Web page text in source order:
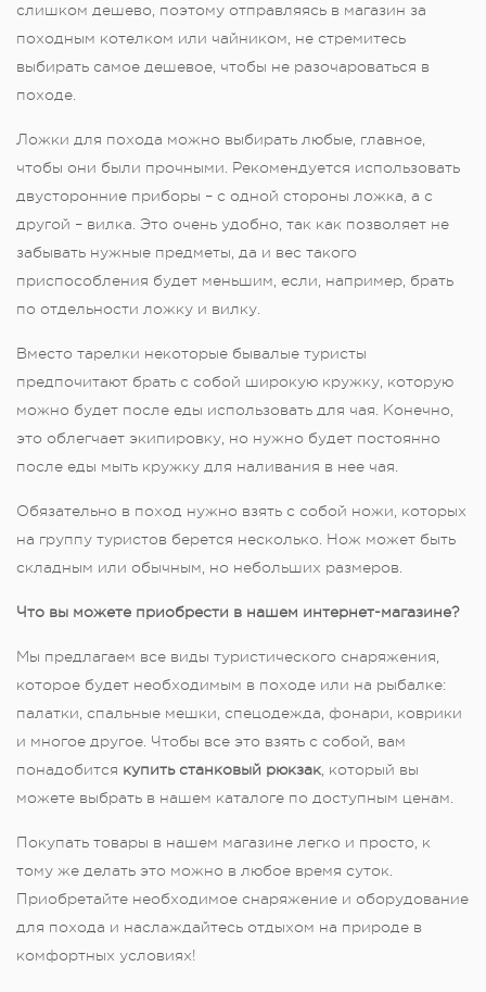
слишком дешево, поэтому отправляясь в магазин за
походным котелком или чайником, не стремитесь
выбирать самое дешевое, чтобы не разочароваться в
походе.
Ложки для похода можно выбирать любые, главное,
чтобы они были прочными. Рекомендуется использовать
двусторонние приборы – с одной стороны ложка, а с
другой – вилка. Это очень удобно, так как позволяет не
забывать нужные предметы, да и вес такого
приспособления будет меньшим, если, например, брать
по отдельности ложку и вилку.
Вместо тарелки некоторые бывалые туристы
предпочитают брать с собой широкую кружку, которую
можно будет после еды использовать для чая. Конечно,
это облегчает экипировку, но нужно будет постоянно
после еды мыть кружку для наливания в нее чая.
Обязательно в поход нужно взять с собой ножи, которых
на группу туристов берется несколько. Нож может быть
складным или обычным, но небольших размеров.
Что вы можете приобрести в нашем интернет-магазине?
Мы предлагаем все виды туристического снаряжения,
которое будет необходимым в походе или на рыбалке:
палатки, спальные мешки, спецодежда, фонари, коврики
и многое другое. Чтобы все это взять с собой, вам
понадобится купить станковый рюкзак , который вы
можете выбрать в нашем каталоге по доступным ценам.
Покупать товары в нашем магазине легко и просто, к
тому же делать это можно в любое время суток.
Приобретайте необходимое снаряжение и оборудование
для похода и наслаждайтесь отдыхом на природе в
комфортных условиях!